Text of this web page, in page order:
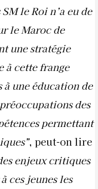
le Roi n’a eu de
le Maroc de
une stratégie
à cette frange
à une éducation de
des
permettant
, peut-on lire
enjeux critiques
ces jeunes les